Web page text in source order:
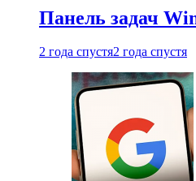
Панель задач
2 года спустя2 года спустя